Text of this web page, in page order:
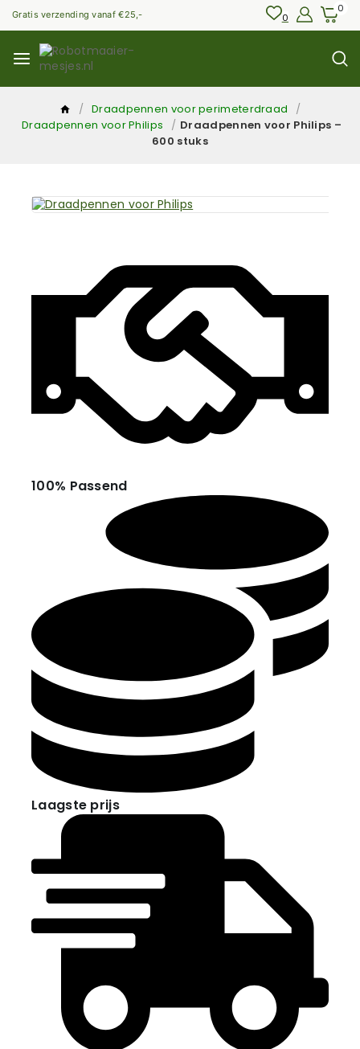
SkipGratis verzending vanaf €25,- 0
0
/ Draadpennen voor perimeterdraad
/
Draadpennen voor Philips
/ Draadpennen voor Philips –
600 stuks
100% Passend
Laagste prijs